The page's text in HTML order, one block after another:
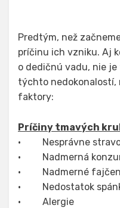
Predtým, než
príčinu ich vzniku. Aj
o dedičnú vadu, nie
týchto nedokonalostí,
faktory:
Príčiny tmavých
· Nesprávne
· Nadmerná
· Nadmerné
· Nedostatok
· Alergie